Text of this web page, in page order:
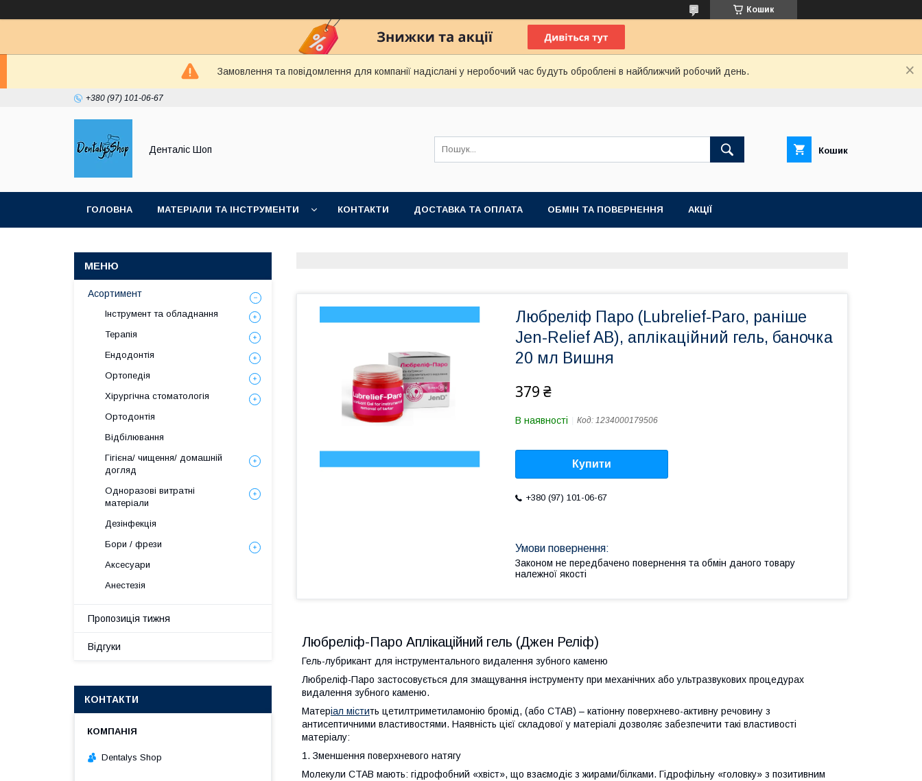
Кошик
Замовлення та повідомлення для компанії надіслані у неробочий час будуть оброблені в найближчий робочий день.
+380 (97) 101-06-67
Денталіс Шоп Кошик
ГОЛОВНА МАТЕРІАЛИ ТА ІНСТРУМЕНТИ КОНТАКТИ ДОСТАВКА ТА ОПЛАТА ОБМІН ТА ПОВЕРНЕННЯ АКЦІЇ
Любреліф Паро (Lubrelief-Paro, раніше
Jen-Relief AB), аплікаційний гель, баночка
20 мл Вишня
379 ₴
В наявності Код: 1234000179506
Купити
+380 (97) 101-06-67
Законом не передбачено повернення та обмін даного товару
належної якості
Любреліф-Паро Аплікаційний гель (Джен Реліф)
Гель-лубрикант для інструментального видалення зубного каменю
Любреліф-Паро застосовується для змащування інструменту при механічних або ультразвукових процедурах
видалення зубного каменю.
Матеріал містить цетилтриметиламонію бромід, (або CTAB) – катіонну поверхнево-активну речовину з
антисептичними властивостями. Наявність цієї складової у матеріалі дозволяє забезпечити такі властивості
матеріалу:
1. Зменшення поверхневого натягу
Молекули CTAB мають: гідрофобний «хвіст», що взаємодіє з жирами/білками. Гідрофільну «головку» з позитивним
Асортимент
Інструмент та обладнання
Терапія
Ендодонтія
Ортопедія
Хірургічна стоматологія
Ортодонтія
Відбілювання
Гігієна/ чищення/ домашній
догляд
Одноразові витратні
матеріали
Дезінфекція
Бори / фрези
Аксесуари
Анестезія
Пропозиція тижня
Відгуки
КОНТАКТИ
Dentalys Shop